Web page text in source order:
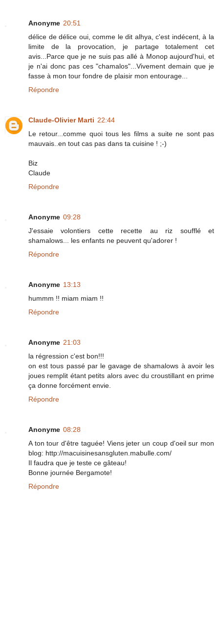
Anonyme 20:51
délice de délice oui, comme le dit alhya, c'est indécent, à la
limite de la provocation, je partage totalement cet
avis...Parce que je ne suis pas allé à Monop aujourd'hui, et
je n'ai donc pas ces "chamalos"...Vivement demain que je
fasse à mon tour fondre de plaisir mon entourage...
Répondre
Claude-Olivier Marti 22:44
Le retour...comme quoi tous les films a suite ne sont pas
mauvais..en tout cas pas dans ta cuisine ! ;-)
Biz
Claude
Répondre
Anonyme 09:28
J'essaie volontiers cette recette au riz soufflé et
shamalows... les enfants ne peuvent qu'adorer !
Répondre
Anonyme 13:13
hummm !! miam miam !!
Répondre
Anonyme 21:03
la régression c'est bon!!!
on est tous passé par le gavage de shamalows à avoir les
joues remplit étant petits alors avec du croustillant en prime
ça donne forcément envie.
Répondre
Anonyme 08:28
A ton tour d'être taguée! Viens jeter un coup d'oeil sur mon
blog: http://macuisinesansgluten.mabulle.com/
Il faudra que je teste ce gâteau!
Bonne journée Bergamote!
Répondre